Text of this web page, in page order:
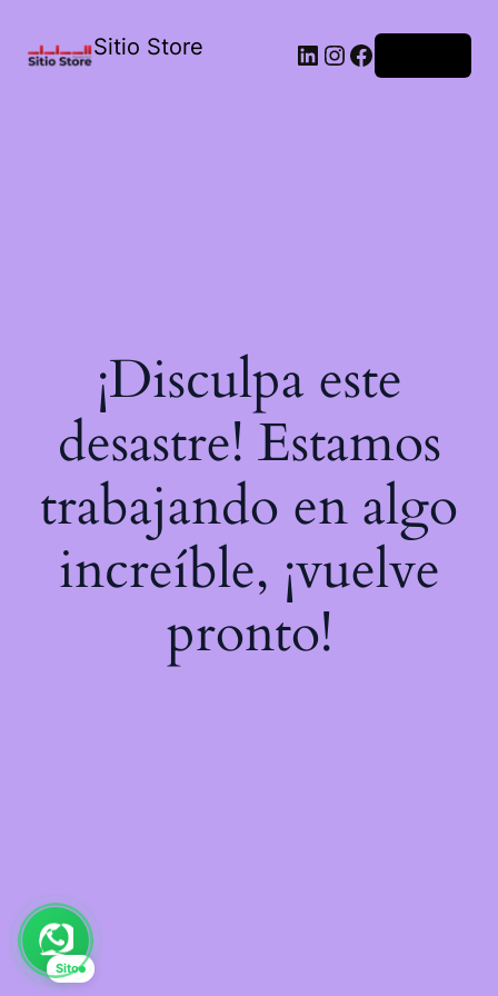
Sitio Store
¡Disculpa este
desastre! Estamos
trabajando en algo
increíble, ¡vuelve
pronto!
Sito